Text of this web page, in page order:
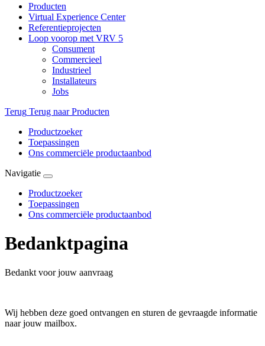
Producten
Virtual Experience Center
Referentieprojecten
Loop voorop met VRV 5
Consument
Commercieel
Industrieel
Installateurs
Jobs
Terug Terug naar Producten
Productzoeker
Toepassingen
Ons commerciële productaanbod
Navigatie
Productzoeker
Toepassingen
Ons commerciële productaanbod
Bedanktpagina
Bedankt voor jouw aanvraag
Wij hebben deze goed ontvangen en sturen de gevraagde informatie
naar jouw mailbox.